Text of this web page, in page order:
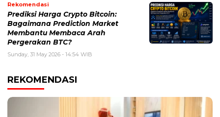
Rekomendasi
Prediksi Harga Crypto Bitcoin:
Bagaimana Prediction Market
Membantu Membaca Arah
Pergerakan BTC?
Sunday, 31 May 2026 - 14:54 WIB
REKOMENDASI